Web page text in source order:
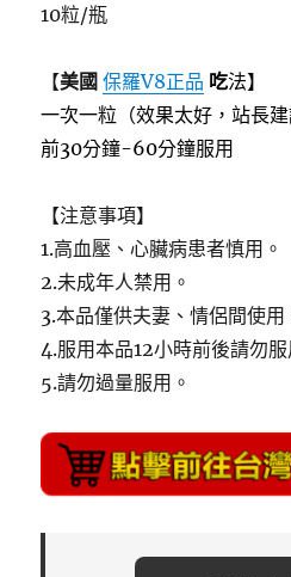
10粒/瓶
【美國 保羅V8正品 吃法】
一次一粒（效果太好，站長
前30分鐘-60分鐘服用
【注意事項】
1.高血壓、心臟病患者慎用。
2.未成年人禁用。
3.本品僅供夫妻、情侶間使用
4.服用本品12小時前後請勿服
5.請勿過量服用。